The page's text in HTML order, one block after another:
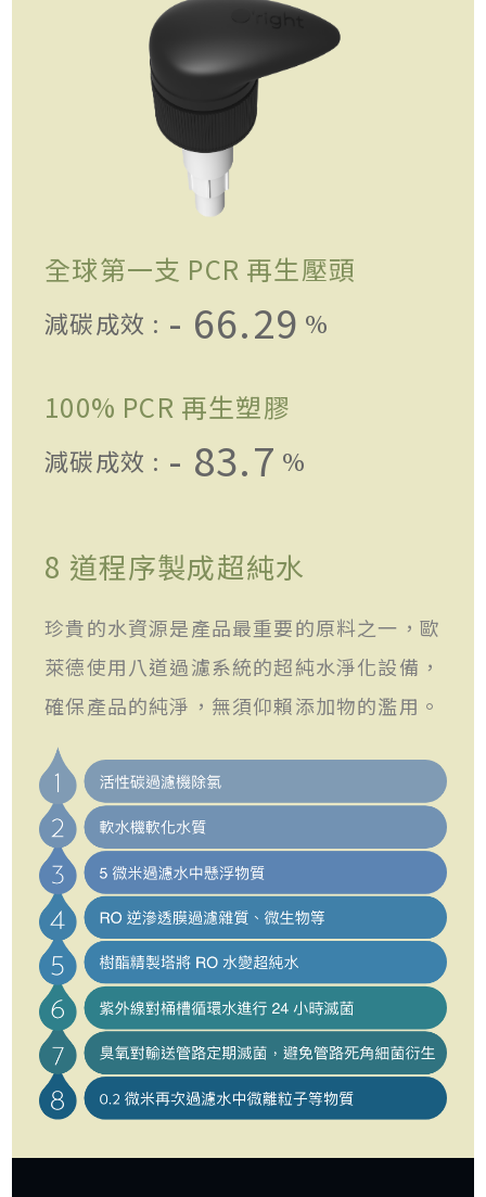
全球第一支 PCR 再生壓頭
減碳成效 : - 66.29 %
100% PCR 再生塑膠
減碳成效 : - 83.7 %
8 道程序製成超純水
珍貴的水資源是產品最重要的原料之一，歐
萊德使用八道過濾系統的超純水淨化設備，
確保產品的純淨，無須仰賴添加物的濫用。